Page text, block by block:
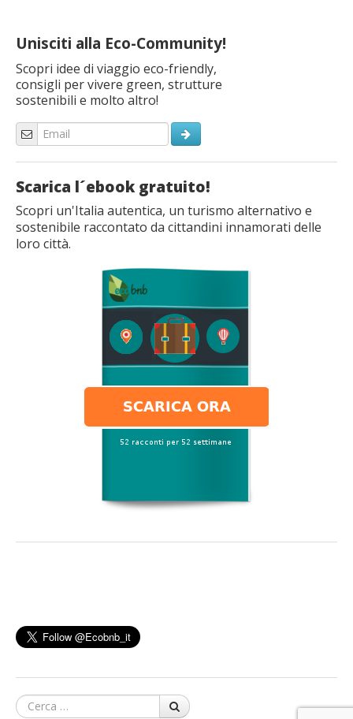
Unisciti alla Eco-Community!
Scopri idee di viaggio eco-friendly,
consigli per vivere green, strutture
sostenibili e molto altro!
Scarica l´ebook gratuito!
Scopri un'Italia autentica, un turismo alternativo e
sostenibile raccontato da cittandini innamorati delle
loro città.
Cerca